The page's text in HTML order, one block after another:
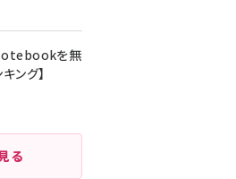
を無
ング】
る